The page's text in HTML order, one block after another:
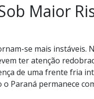
Maior
se mais instáveis.
ter atenção
de uma frente fria
Paraná permanece